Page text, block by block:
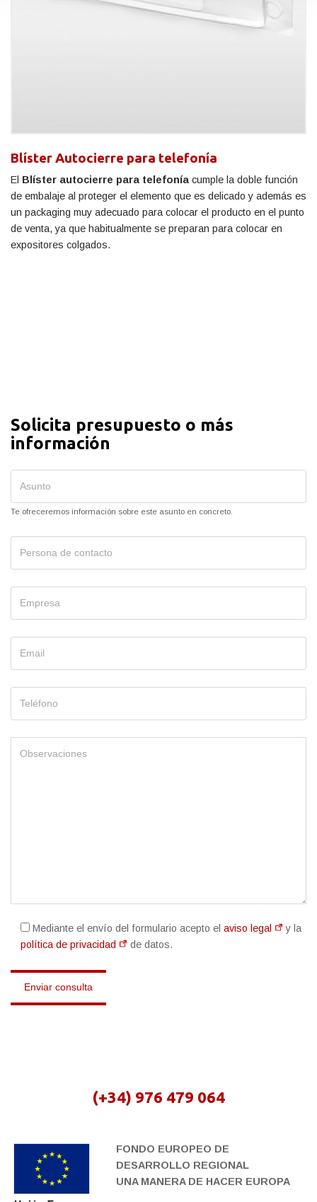
Blíster Autocierre para telefonía
El Blíster autocierre para telefonía cumple la doble función
de embalaje al proteger el elemento que es delicado y además es
un packaging muy adecuado para colocar el producto en el punto
de venta, ya que habitualmente se preparan para colocar en
expositores colgados.
Solicita presupuesto o más
información
Te ofreceremos información sobre este asunto en concreto.
Mediante el envío del formulario acepto elaviso legal
y la
política de privacidad
de datos.
(+34) 976 479 064
FONDO EUROPEO DE
DESARROLLO REGIONAL
UNA MANERA DE HACER EUROPA